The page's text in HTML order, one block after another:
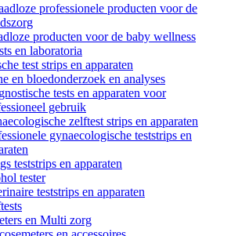
professionele producten voor de
producten voor de baby wellness
en laboratoria
test strips en apparaten
en bloedonderzoek en analyses
tests en apparaten voor
gebruik
zelftest strips en apparaten
gynaecologische teststrips en
teststrips en apparaten
tester
teststrips en apparaten
en Multi zorg